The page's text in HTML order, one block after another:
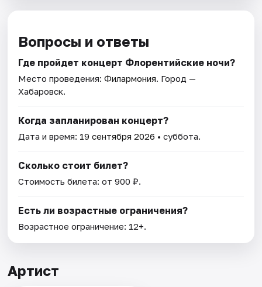
Вопросы и ответы
Где пройдет концерт Флорентийские ночи?
Место проведения:Филармония. Город —
Хабаровск.
Когда запланирован концерт?
Дата и время: 19 сентября 2026 • суббота.
Сколько стоит билет?
Стоимость билета: от 900 ₽.
Есть ли возрастные ограничения?
Возрастное ограничение: 12+.
Артист